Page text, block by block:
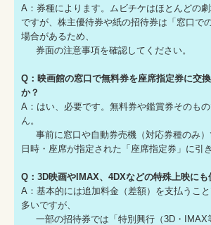
A：券種によります。ムビチケはほとんどの
ですが、株主優待券や紙の招待券は「窓口で
場合があるため、
券面の注意事項を確認してください。
Q：映画館の窓口で無料券を座席指定券に交
か？
A：はい、必要です。無料券や鑑賞券そのも
ん。
事前に窓口や自動券売機（対応券種のみ）
日時・座席が指定された「座席指定券」に引
Q：3D映画やIMAX、4DXなどの特殊上映にも
A：基本的には追加料金（差額）を支払うこ
多いですが、
一部の招待券では「特別興行（3D・IMAX